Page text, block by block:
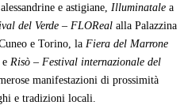
e astigiane, Illuminatale a
del Verde – FLOReal alla Palazzina
e Torino, la Fiera del Marrone
Risò – Festival internazionale del
manifestazioni di prossimità
e tradizioni locali.